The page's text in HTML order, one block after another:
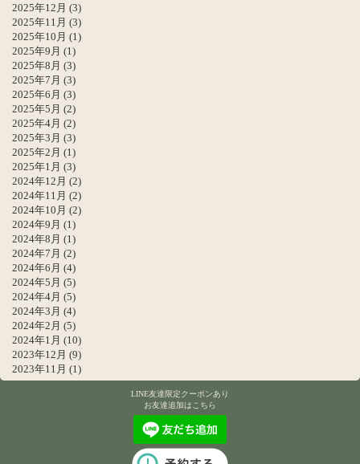
2025年12月 (3)
2025年11月 (3)
2025年10月 (1)
2025年9月 (1)
2025年8月 (3)
2025年7月 (3)
2025年6月 (3)
2025年5月 (2)
2025年4月 (2)
2025年3月 (3)
2025年2月 (1)
2025年1月 (3)
2024年12月 (2)
2024年11月 (2)
2024年10月 (2)
2024年9月 (1)
2024年8月 (1)
2024年7月 (2)
2024年6月 (4)
2024年5月 (5)
2024年4月 (5)
2024年3月 (4)
2024年2月 (5)
2024年1月 (10)
2023年12月 (9)
2023年11月 (1)
LINE友達限定クーポンあり
お友達追加はこちら